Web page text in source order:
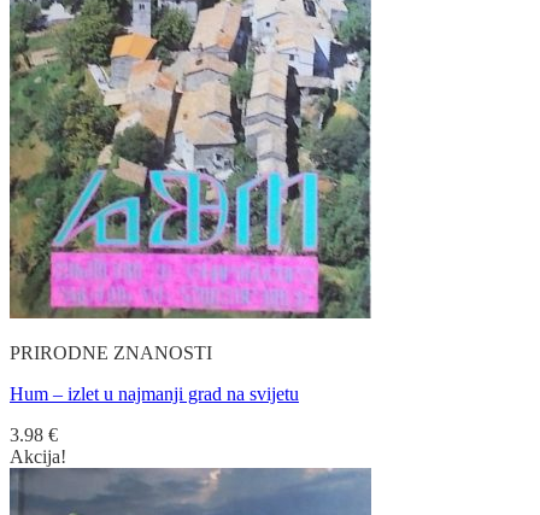
PRIRODNE ZNANOSTI
Hum – izlet u najmanji grad na svijetu
3.98 €
Akcija!